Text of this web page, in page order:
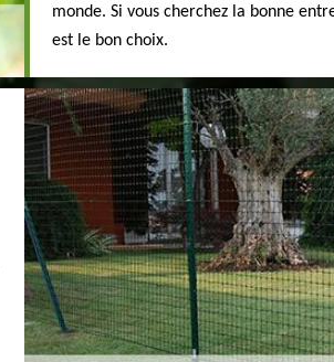
monde. Si vous cherchez la bonne
est le bon choix.